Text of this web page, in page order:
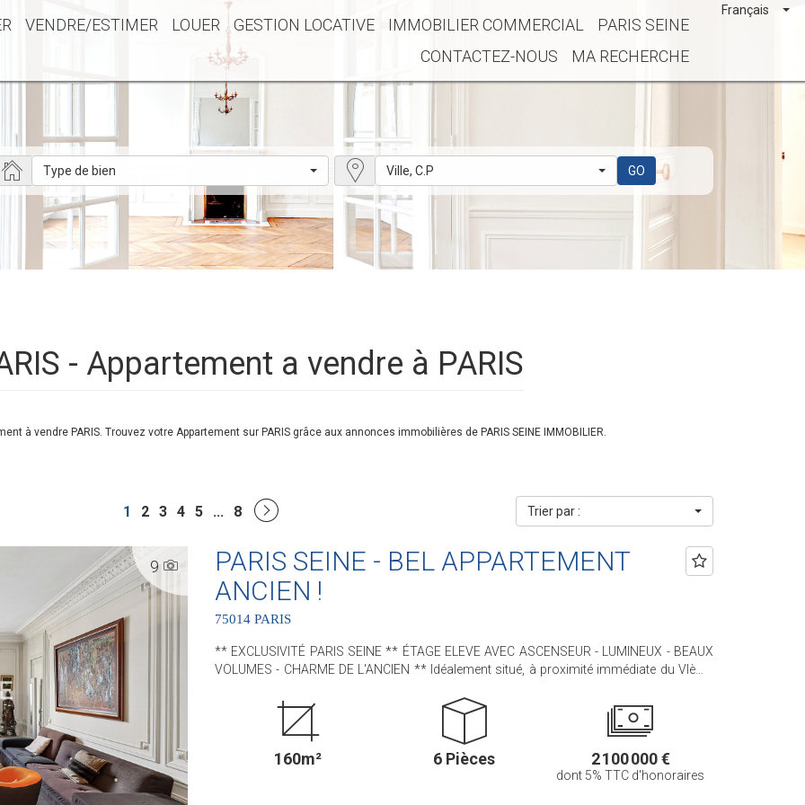
VENDRE/ESTIMER LOUER GESTION LOCATIVE IMMOBILIER COMMERCIAL
PARIS SEINE
CONTACTEZ-NOUS
MA RECHERCHE
Français
Type de bien Ville, C.P GO
- Appartement a vendre à PARIS
à vendre PARIS. Trouvez votre Appartement sur PARIS grâce aux annonces immobilières de PARIS SEINE IMMOBILIER.
1 2 3 4 5 ... 8 Trier par :
9
PARIS SEINE - BEL APPARTEMENT
ANCIEN !
75014 PARIS
** EXCLUSIVITÉ PARIS SEINE ** ÉTAGE ELEVE AVEC ASCENSEUR - LUMINEUX - BEAUX
VOLUMES - CHARME DE L'ANCIEN ** Idéalement situé, à proximité immédiate du VIème
bel appartement situé au sein d'un immeuble de standing. Cet appartement, RARE,
bénéficie de tout le CHARME de l'ANCIEN avec ses moulures, son parquet en pointe de
Hongrie, ses cheminées et ses MAGNIFIQUES VOLUMES (3m de hauteur sous plafond !).
Il est situé au 4ème étage avec ascenseur. D'une superficie de 160,46 m² loi Carrez il
comprend : une entrée, un séjour, une salle à manger, une cuisine indépendante
160m² 6 Pièces 2 100 000 €
dont 5% TTC d'honoraires